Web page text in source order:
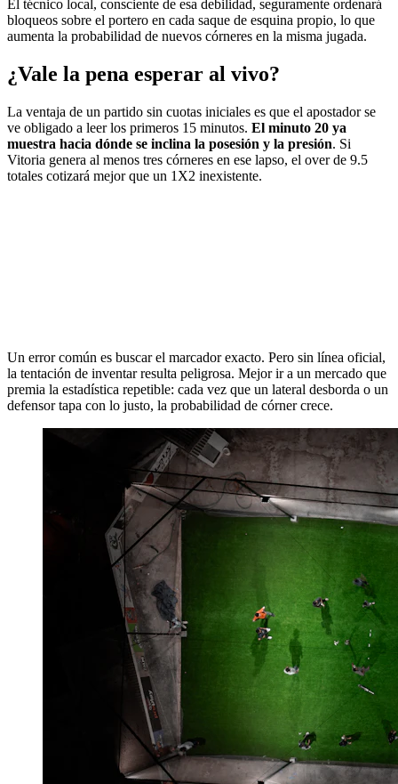
El técnico local, consciente de esa debilidad, seguramente ordenará
bloqueos sobre el portero en cada saque de esquina propio, lo que
aumenta la probabilidad de nuevos córneres en la misma jugada.
¿Vale la pena esperar al vivo?
La ventaja de un partido sin cuotas iniciales es que el apostador se
ve obligado a leer los primeros 15 minutos. El minuto 20 ya
muestra hacia dónde se inclina la posesión y la presión. Si
Vitoria genera al menos tres córneres en ese lapso, el over de 9.5
totales cotizará mejor que un 1X2 inexistente.
Un error común es buscar el marcador exacto. Pero sin línea oficial,
la tentación de inventar resulta peligrosa. Mejor ir a un mercado que
premia la estadística repetible: cada vez que un lateral desborda o un
defensor tapa con lo justo, la probabilidad de córner crece.